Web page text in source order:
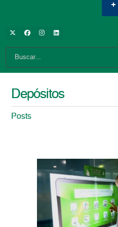
Depósitos
Posts